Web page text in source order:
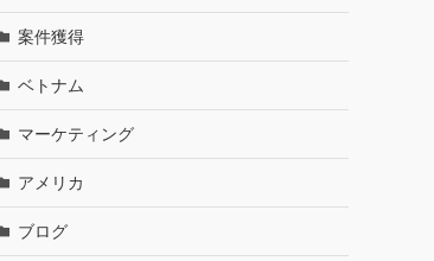
案件獲得
ベトナム
マーケティング
アメリカ
ブログ